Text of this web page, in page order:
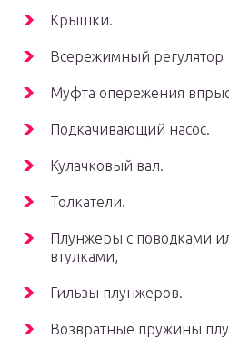
Крышки.
Всережимный регулятор
Муфта опережения
Подкачивающий насос.
Кулачковый вал.
Толкатели.
Плунжеры с поводками
втулками,
Гильзы плунжеров.
Возвратные пружины